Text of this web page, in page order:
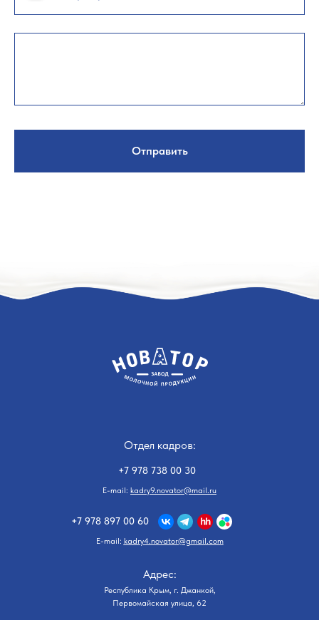
Отправить
E-mail: kadry4.novator@gmail.com
+7 978 897 00 60
Республика Крым, г. Джанкой,
Первомайская улица, 62
Адрес:
Отдел кадров:
E-mail: kadry9.novator@mail. ru
+7 978 738 00 30